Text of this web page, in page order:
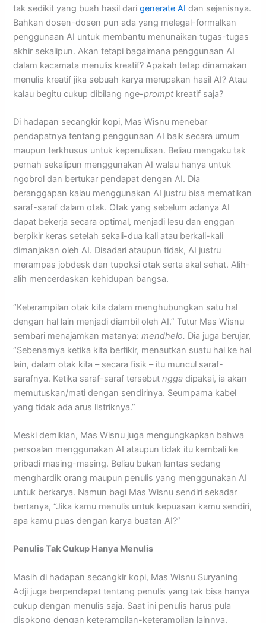
tak sedikit yang buah hasil darigenerate AI dan sejenisnya.
Bahkan dosen-dosen pun ada yang melegal-formalkan
penggunaan AI untuk membantu menunaikan tugas-tugas
akhir sekalipun. Akan tetapi bagaimana penggunaan AI
dalam kacamata menulis kreatif? Apakah tetap dinamakan
menulis kreatif jika sebuah karya merupakan hasil AI? Atau
kalau begitu cukup dibilang nge-prompt kreatif saja?
Di hadapan secangkir kopi, Mas Wisnu menebar
pendapatnya tentang penggunaan AI baik secara umum
maupun terkhusus untuk kepenulisan. Beliau mengaku tak
pernah sekalipun menggunakan AI walau hanya untuk
ngobrol dan bertukar pendapat dengan AI. Dia
beranggapan kalau menggunakan AI justru bisa mematikan
saraf-saraf dalam otak. Otak yang sebelum adanya AI
dapat bekerja secara optimal, menjadi lesu dan enggan
berpikir keras setelah sekali-dua kali atau berkali-kali
dimanjakan oleh AI. Disadari ataupun tidak, AI justru
merampas jobdesk dan tupoksi otak serta akal sehat. Alih-
alih mencerdaskan kehidupan bangsa.
“Keterampilan otak kita dalam menghubungkan satu hal
dengan hal lain menjadi diambil oleh AI.” Tutur Mas Wisnu
sembari menajamkan matanya:mendhelo. Dia juga berujar,
“Sebenarnya ketika kita berfikir, menautkan suatu hal ke hal
lain, dalam otak kita – secara fisik – itu muncul saraf-
sarafnya. Ketika saraf-saraf tersebutngga dipakai, ia akan
memutuskan/mati dengan sendirinya. Seumpama kabel
yang tidak ada arus listriknya.”
Meski demikian, Mas Wisnu juga mengungkapkan bahwa
persoalan menggunakan AI ataupun tidak itu kembali ke
pribadi masing-masing. Beliau bukan lantas sedang
menghardik orang maupun penulis yang menggunakan AI
untuk berkarya. Namun bagi Mas Wisnu sendiri sekadar
bertanya, “Jika kamu menulis untuk kepuasan kamu sendiri,
apa kamu puas dengan karya buatan AI?”
Penulis Tak Cukup Hanya Menulis
Masih di hadapan secangkir kopi, Mas Wisnu Suryaning
Adji juga berpendapat tentang penulis yang tak bisa hanya
cukup dengan menulis saja. Saat ini penulis harus pula
disokong dengan keterampilan-keterampilan lainnya.